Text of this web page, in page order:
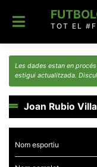
content
TOT EL
Les dades estan en
estigui actualitzada.
Joan Rubio
Nom esportiu